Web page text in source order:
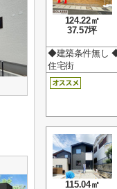
124.22㎡
37.57坪
◆建築条件無し
住宅街
115.04㎡